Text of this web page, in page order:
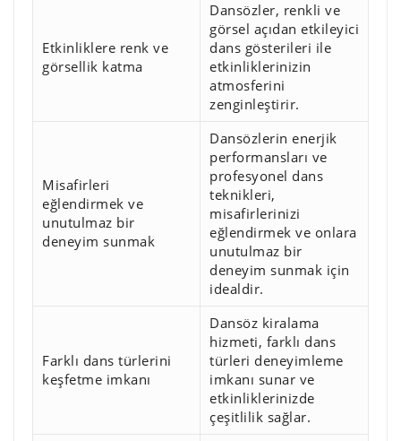
Etkinliklere renk ve
görsellik katma
Dansözler, renkli ve
görsel açıdan etkileyici
dans gösterileri ile
etkinliklerinizin
atmosferini
zenginleştirir.
Misafirleri
eğlendirmek ve
unutulmaz bir
deneyim sunmak
Dansözlerin enerjik
performansları ve
profesyonel dans
teknikleri,
misafirlerinizi
eğlendirmek ve onlara
unutulmaz bir
deneyim sunmak için
idealdir.
Farklı dans türlerini
keşfetme imkanı
Dansöz kiralama
hizmeti, farklı dans
türleri deneyimleme
imkanı sunar ve
etkinliklerinizde
çeşitlilik sağlar.